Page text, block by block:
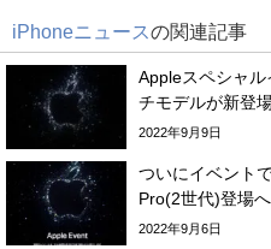
iPhoneニュースの関連記事
Appleスペシャ
チモデルが新登
2022年9月9日
ついにイベント
Pro(2世代)登場へ
2022年9月6日